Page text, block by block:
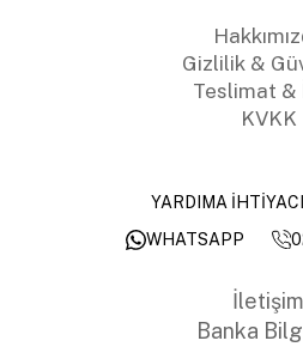
Gizlilik &
Teslimat &
KVKK
YARDIMA
WHATSAPP
İletişim
Banka